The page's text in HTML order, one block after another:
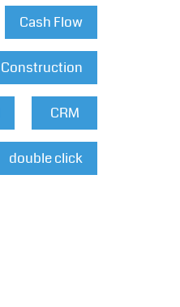
Cash Flow
Construction
CRM
double click